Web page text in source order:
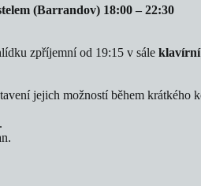
(Barrandov) 18:00 – 22:30
zpříjemní od 19:15 v sále klavírní
jejich možností během krátkého